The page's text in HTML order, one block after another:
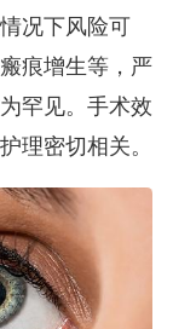
况下风险可
痕增生等，严
罕见。手术效
理密切相关。